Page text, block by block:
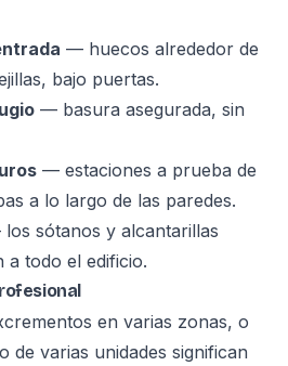
— huecos alrededor de
bajo puertas.
— basura asegurada, sin
— estaciones a prueba de
a lo largo de las paredes.
sótanos y alcantarillas
a todo el edificio.
en varias zonas, o
de varias unidades significan